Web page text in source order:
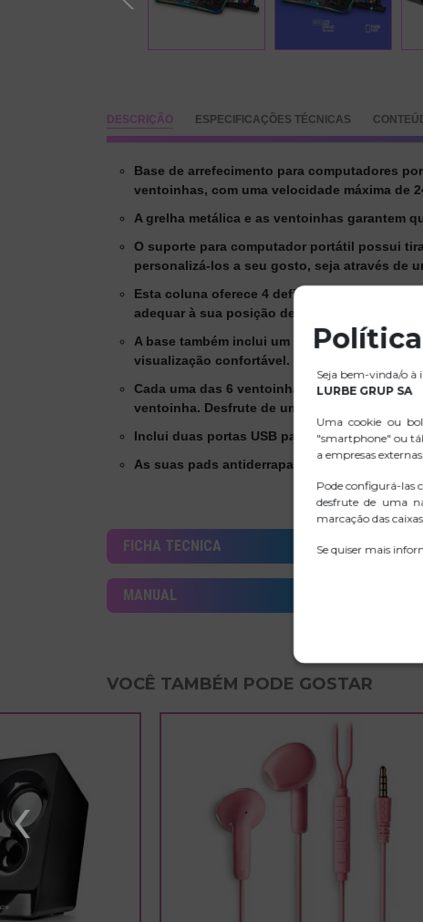
DESCRIÇÃO ESPECIFICAÇÕES TÉCNICAS
Base de arrefecimento para computadores
ventoinhas, com uma velocidade máxima de
A grelha metálica e as ventoinhas garantem
O suporte para computador portátil possui
personalizá-los a seu gosto, seja através de
Esta coluna oferece 4 definições de altura
adequar à sua posição de visualização ideal,
A base também inclui um suporte para
visualização confortável.
Cada uma das 6 ventoinhas está equipada
ventoinha. Desfrute de um ambiente de
Inclui duas portas USB para ligar
As suas pads antiderrapantes garantem a
FICHA TECNICA
MANUAL
VOCÊ TAMBÉM PODE GOSTAR
‹
Seja bem-vinda/o à
LURBE GRUP SA
Uma cookie ou
"smartphone" ou
a empresas
Pode configurá-las
desfrute de uma
marcação das
Se quiser mais